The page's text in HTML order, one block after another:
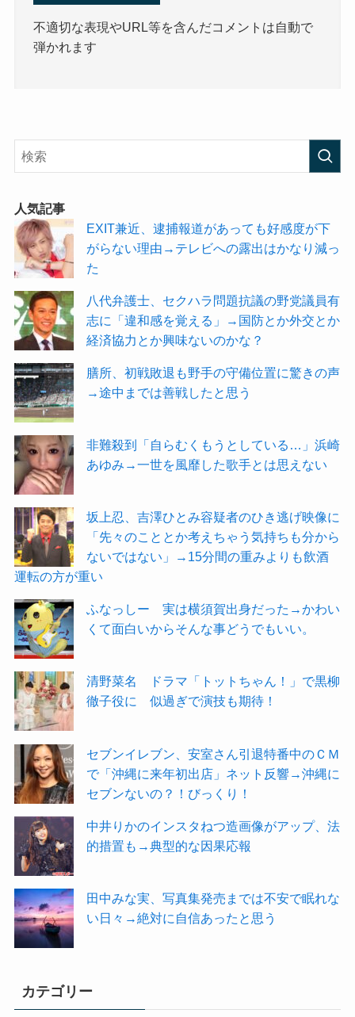
不適切な表現やURL等を含んだコメントは自動で
弾かれます
人気記事
EXIT兼近、逮捕報道があっても好感度が下
がらない理由→テレビへの露出はかなり減っ
た
八代弁護士、セクハラ問題抗議の野党議員有
志に「違和感を覚える」→国防とか外交とか
経済協力とか興味ないのかな？
膳所、初戦敗退も野手の守備位置に驚きの声
→途中までは善戦したと思う
非難殺到「自らむくもうとしている…」浜崎
あゆみ→一世を風靡した歌手とは思えない
坂上忍、吉澤ひとみ容疑者のひき逃げ映像に
「先々のこととか考えちゃう気持ちも分から
ないではない」→15分間の重みよりも飲酒
運転の方が重い
ふなっしー 実は横須賀出身だった→かわい
くて面白いからそんな事どうでもいい。
清野菜名 ドラマ「トットちゃん！」で黒柳
徹子役に 似過ぎで演技も期待！
セブンイレブン、安室さん引退特番中のＣＭ
で「沖縄に来年初出店」ネット反響→沖縄に
セブンないの？！びっくり！
中井りかのインスタねつ造画像がアップ、法
的措置も→典型的な因果応報
田中みな実、写真集発売までは不安で眠れな
い日々→絶対に自信あったと思う
カテゴリー